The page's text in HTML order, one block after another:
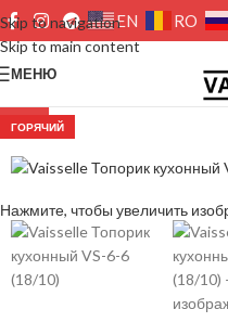
Skip to navigation
Skip to main content
EN RO
МЕНЮ
ГОРЯЧИЙ
Нажмите, чтобы увеличить